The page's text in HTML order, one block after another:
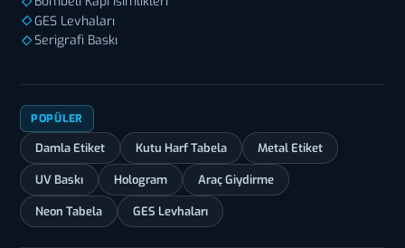
GES Levhaları
Serigrafi Baskı
POPÜLER
Damla Etiket Kutu Harf Tabela Metal Etiket
UV Baskı Hologram Araç Giydirme
Neon Tabela GES Levhaları